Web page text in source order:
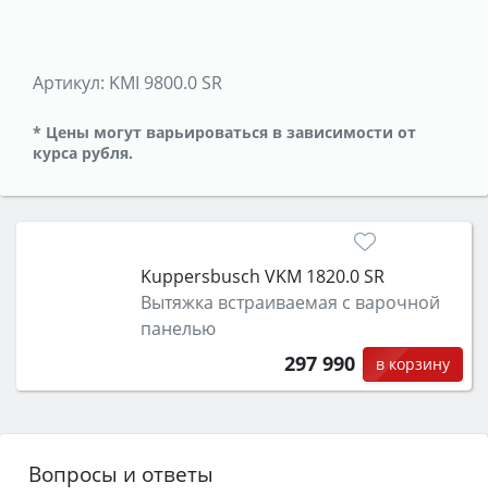
Артикул: KMI 9800.0 SR
* Цены могут варьироваться в зависимости от
курса рубля.
Kuppersbusch VKM 1820.0 SR
Вытяжка встраиваемая с варочной
панелью
297 990 в корзину
Вопросы и ответы